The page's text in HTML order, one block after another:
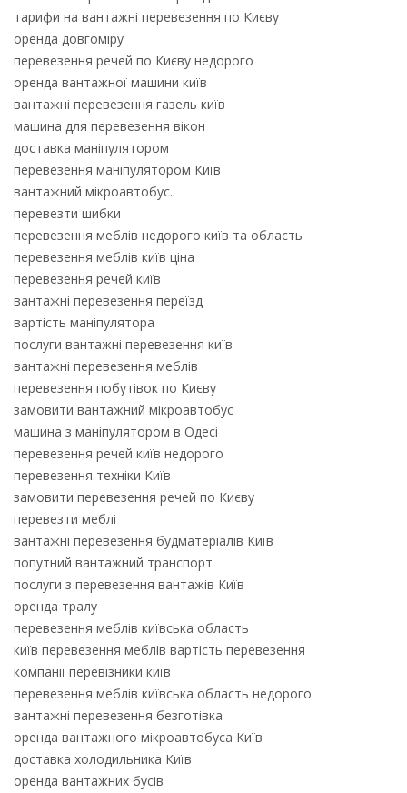
тарифи на вантажні перевезення по Києву
оренда довгоміру
перевезення речей по Києву недорого
оренда вантажної машини київ
вантажні перевезення газель київ
машина для перевезення вікон
доставка маніпулятором
перевезення маніпулятором Київ
вантажний мікроавтобус.
перевезти шибки
перевезення меблів недорого київ та область
перевезення меблів київ ціна
перевезення речей київ
вантажні перевезення переїзд
вартість маніпулятора
послуги вантажні перевезення київ
вантажні перевезення меблів
перевезення побутівок по Києву
замовити вантажний мікроавтобус
машина з маніпулятором в Одесі
перевезення речей київ недорого
перевезення техніки Київ
замовити перевезення речей по Києву
перевезти меблі
вантажні перевезення будматеріалів Київ
попутний вантажний транспорт
послуги з перевезення вантажів Київ
оренда тралу
перевезення меблів київська область
київ перевезення меблів вартість перевезення
компанії перевізники київ
перевезення меблів київська область недорого
вантажні перевезення безготівка
оренда вантажного мікроавтобуса Київ
доставка холодильника Київ
оренда вантажних бусів